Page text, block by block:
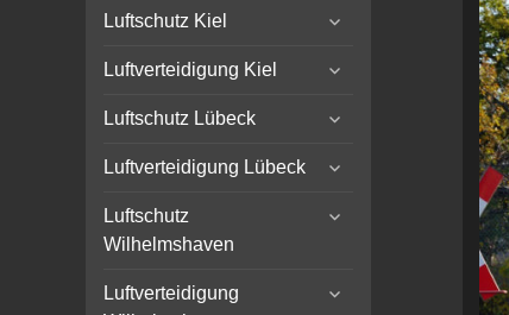
Luftschutz Kiel
expand
menu
Luftverteidigung Kiel
expand
menu
Luftschutz Lübeck
expand
menu
Luftverteidigung Lübeck
expand
menu
Luftschutz
Wilhelmshaven
expand
Luftverteidigung
expand